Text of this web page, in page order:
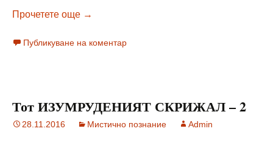
Прочетете още Тот ИЗУМРУДЕНИЯТ СКРИЖАЛ – 3
→
Публикуване на коментар
Тот ИЗУМРУДЕНИЯТ СКРИЖАЛ – 2
28.11.2016 Мистично познание Admin